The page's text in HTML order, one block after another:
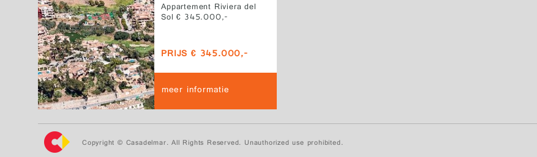
Appartement Riviera del
Sol € 345.000,-
PRIJS € 345.000,-
meer informatie
Copyright © Casadelmar. All Rights Reserved. Unauthorized use prohibited.